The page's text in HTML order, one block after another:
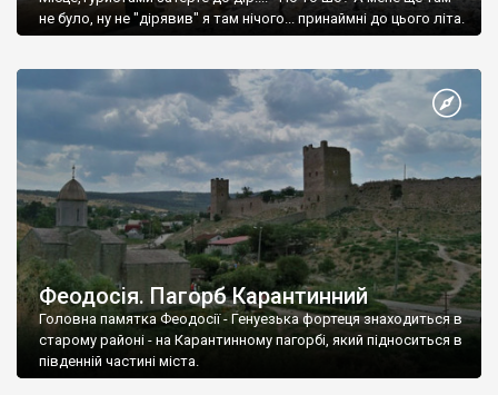
не було, ну не "дірявив" я там нічого... принаймні до цього літа.
Феодосія. Пагорб Карантинний
Головна памятка Феодосії - Генуезька фортеця знаходиться в
старому районі - на Карантинному пагорбі, який підноситься в
південній частині міста.